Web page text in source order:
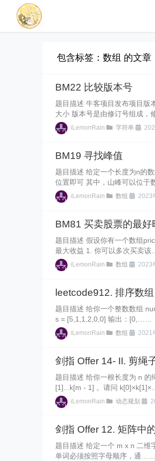
包含标签：数组 的文章
BM22 比较版本号
题目描述 牛客项目发布项目版
大小 版本号是由修订号组成，
iLemonRain 字符串
BM19 寻找峰值
题目描述 给定一个长度为n的
位置即可 其中，山峰可以位于
iLemonRain 数组 2023
BM81 买卖股票的最好
题目描述 假设你有一个数组
最大收益 1. 你可以多次买卖该
iLemonRain 数组 2023
leetcode912. 排序数组
题目描述 给你一个整数数组
s = [5,1,1,2,0,0] 输出：[0,……
iLemonRain 数组 2021
剑指 Offer 14- II. 剪绳
题目描述 给你一根长度为 n
[1]...k[m - 1] 。请问
iLemonRain 动态规划
剑指 Offer 12. 矩阵中
题目描述 给定一个 m x n 二维
单词必须按照字母顺序，通……